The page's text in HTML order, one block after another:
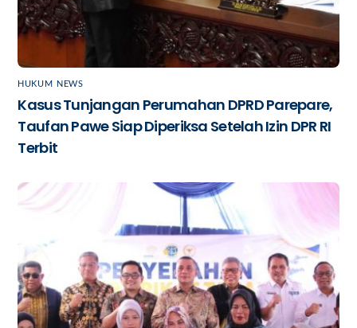
HUKUM NEWS
Kasus Tunjangan Perumahan DPRD Parepare,
Taufan Pawe Siap Diperiksa Setelah Izin DPR RI
Terbit